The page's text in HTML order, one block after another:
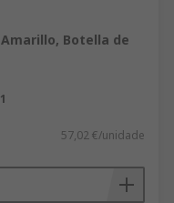
Botella de
57,02 €/unidade